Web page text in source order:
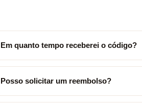
Em quanto tempo receberei o código?
Posso solicitar um reembolso?